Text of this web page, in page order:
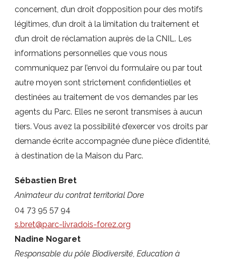
concernent, d’un droit d’opposition pour des motifs
légitimes, d’un droit à la limitation du traitement et
d’un droit de réclamation auprès de la CNIL. Les
informations personnelles que vous nous
communiquez par l’envoi du formulaire ou par tout
autre moyen sont strictement confidentielles et
destinées au traitement de vos demandes par les
agents du Parc. Elles ne seront transmises à aucun
tiers. Vous avez la possibilité d’exercer vos droits par
demande écrite accompagnée d’une pièce d’identité,
à destination de la Maison du Parc.
Sébastien Bret
Animateur du contrat territorial Dore
04 73 95 57 94
s.bret@parc-livradois-forez.org
Nadine Nogaret
Responsable du pôle Biodiversité, Education à